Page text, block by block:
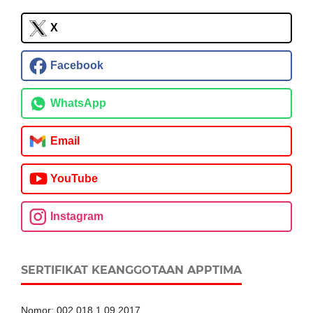
X
Facebook
WhatsApp
Email
YouTube
Instagram
SERTIFIKAT KEANGGOTAAN APPTIMA
Nomor: 002.018.1.09.2017